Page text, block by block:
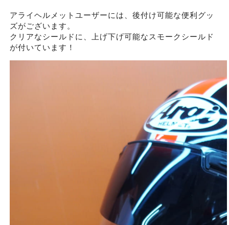
アライヘルメットユーザーには、後付け可能な便利グッ
ズがございます。
クリアなシールドに、上げ下げ可能なスモークシールド
が付いています！